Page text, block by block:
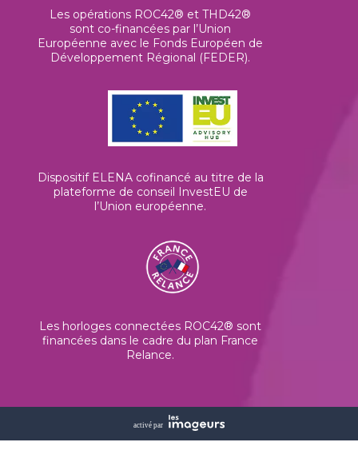
Les opérations ROC42® et THD42®
sont co-financées par l’Union
Européenne avec le Fonds Européen de
Développement Régional (FEDER).
Dispositif ELENA cofinancé au titre de la
plateforme de conseil InvestEU de
l’Union européenne.
Les horloges connectées ROC42® sont
financées dans le cadre du plan France
Relance.